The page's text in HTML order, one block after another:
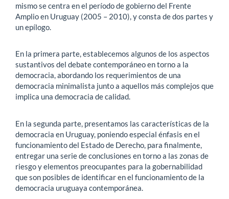
mismo se centra en el período de gobierno del Frente
Amplio en Uruguay (2005 – 2010), y consta de dos partes y
un epílogo.
En la primera parte, establecemos algunos de los aspectos
sustantivos del debate contemporáneo en torno a la
democracia, abordando los requerimientos de una
democracia minimalista junto a aquellos más complejos que
implica una democracia de calidad.
En la segunda parte, presentamos las características de la
democracia en Uruguay, poniendo especial énfasis en el
funcionamiento del Estado de Derecho, para finalmente,
entregar una serie de conclusiones en torno a las zonas de
riesgo y elementos preocupantes para la gobernabilidad
que son posibles de identificar en el funcionamiento de la
democracia uruguaya contemporánea.